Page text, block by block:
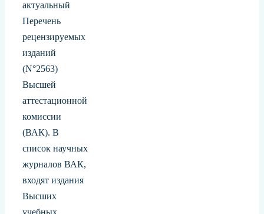
актуальный
Перечень
рецензируемых
изданий
(N°2563)
Высшей
аттестационной
комиссии
(ВАК). В
список научных
журналов ВАК,
входят издания
Высших
учебных